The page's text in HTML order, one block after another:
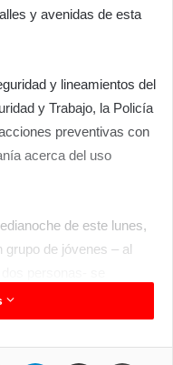
y avenidas de esta
y lineamientos del
y Trabajo, la Policía
preventivas con
acerca del uso
de este lunes,
grupo de jóvenes – al
86, Colectoras,
barrios,
no permitidas,